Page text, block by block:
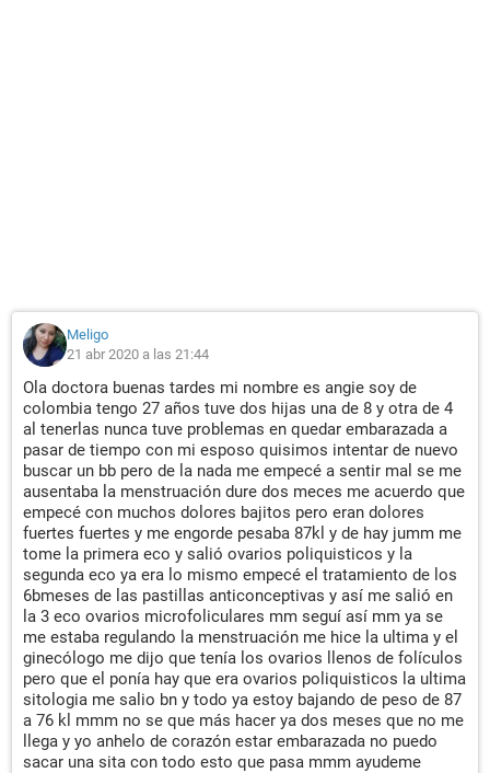
Meligo
21 abr 2020 a las 21:44
Ola doctora buenas tardes mi nombre es angie soy de
colombia tengo 27 años tuve dos hijas una de 8 y otra de 4
al tenerlas nunca tuve problemas en quedar embarazada a
pasar de tiempo con mi esposo quisimos intentar de nuevo
buscar un bb pero de la nada me empecé a sentir mal se me
ausentaba la menstruación dure dos meces me acuerdo que
empecé con muchos dolores bajitos pero eran dolores
fuertes fuertes y me engorde pesaba 87kl y de hay jumm me
tome la primera eco y salió ovarios poliquisticos y la
segunda eco ya era lo mismo empecé el tratamiento de los
6bmeses de las pastillas anticonceptivas y así me salió en
la 3 eco ovarios microfoliculares mm seguí así mm ya se
me estaba regulando la menstruación me hice la ultima y el
ginecólogo me dijo que tenía los ovarios llenos de folículos
pero que el ponía hay que era ovarios poliquisticos la ultima
sitologia me salio bn y todo ya estoy bajando de peso de 87
a 76 kl mmm no se que más hacer ya dos meses que no me
llega y yo anhelo de corazón estar embarazada no puedo
sacar una sita con todo esto que pasa mmm ayudeme